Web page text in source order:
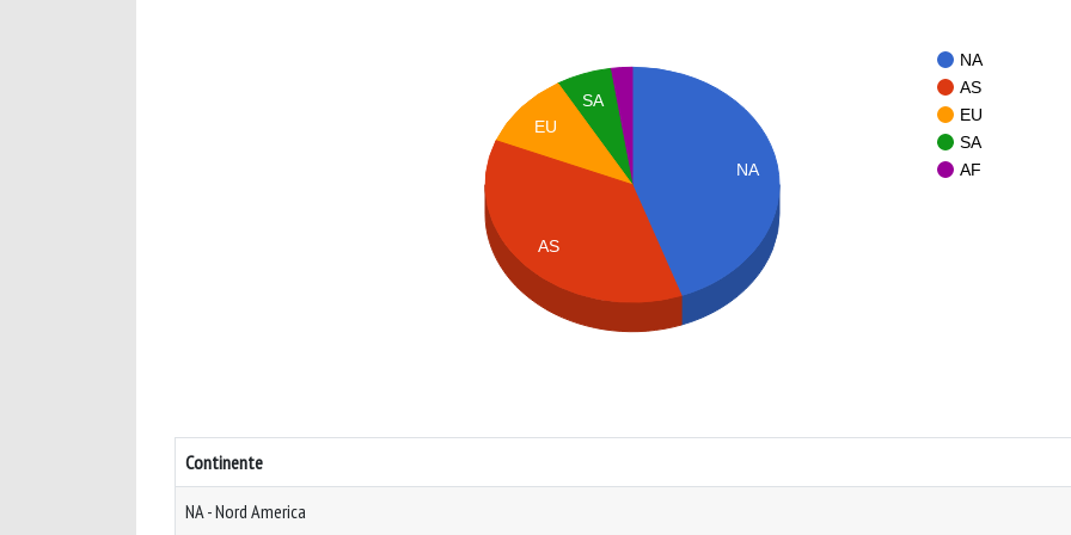
NA
AS
EU
SA
AF
NA
SA
EU
AS
Continente
NA - Nord America